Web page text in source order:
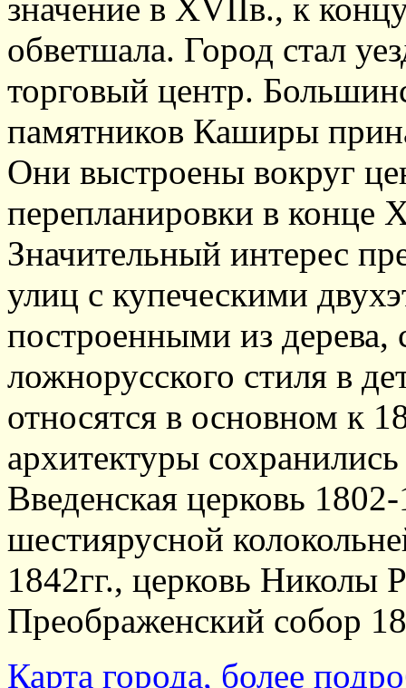
значение в XVIIв., к
обветшала. Город стал
торговый центр.
памятников Каширы
Они выстроены вокруг
перепланировки в конце
Значительный интерес
улиц с купеческими
построенными из дерева,
ложнорусского стиля в
относятся в основном к
архитектуры
Введенская церковь
шестиярусной
1842гг., церковь Николы
Преображенский собор
Карта города, более